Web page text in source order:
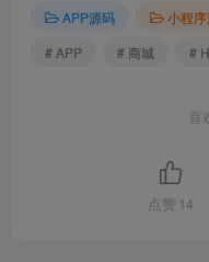
APP源码 小程
# APP
# 商城 #
喜
点赞 14